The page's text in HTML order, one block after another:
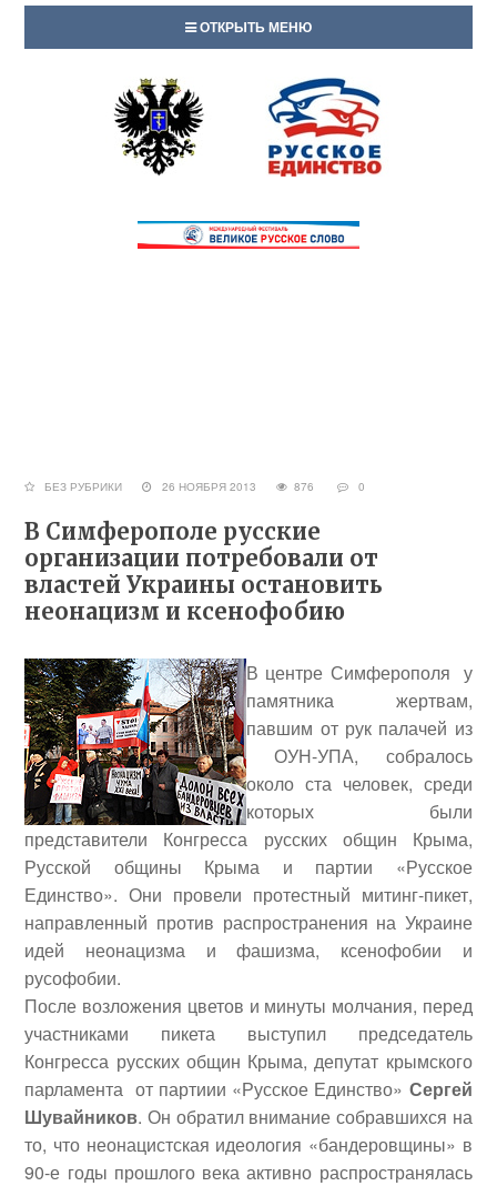
ОТКРЫТЬ МЕНЮ
БЕЗ РУБРИКИ 26 НОЯБРЯ 2013 876 0
В Симферополе русские
организации потребовали от
властей Украины остановить
неонацизм и ксенофобию
В центре Симферополя у
памятника жертвам,
павшим от рук палачей из
ОУН-УПА, собралось
около ста человек, среди
которых были
представители Конгресса русских общин Крыма,
Русской общины Крыма и партии «Русское
Единство». Они провели протестный митинг-пикет,
направленный против распространения на Украине
идей неонацизма и фашизма, ксенофобии и
русофобии.
После возложения цветов и минуты молчания, перед
участниками пикета выступил председатель
Конгресса русских общин Крыма, депутат крымского
парламента от партиии «Русское Единство» Сергей
Шувайников. Он обратил внимание собравшихся на
то, что неонацистская идеология «бандеровщины» в
90-е годы прошлого века активно распространялась